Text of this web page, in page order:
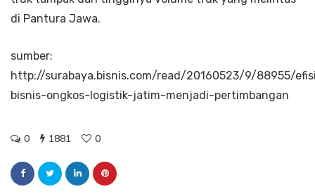
di Pantura Jawa.
sumber:
http://surabaya.bisnis.com/read/20160523/9/88955/
bisnis-ongkos-logistik-jatim-menjadi-pertimbangan
0 1881 0